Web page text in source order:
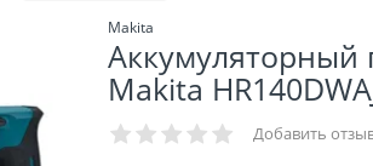
Makita
Аккумуляторный
Makita
Добавить